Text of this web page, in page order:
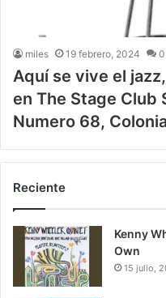
miles 19 febrero, 2024 0
Aquí se vive el
en The Stage Club
Numero 68,
Reciente
Kenny
Own
15 julio,